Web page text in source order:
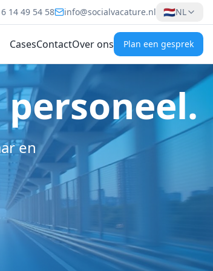
14 49 54 58 info@socialvacature.nl 🇳🇱NL
CasesContactOver ons Plan een gesprek
en